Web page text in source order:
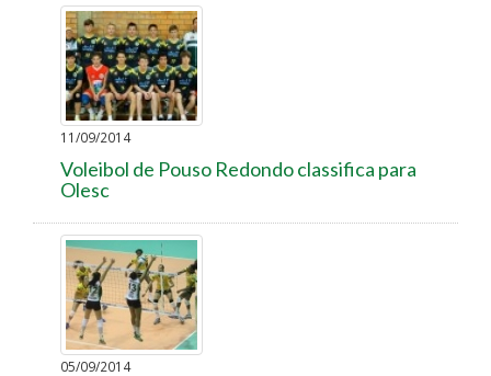
11/09/2014
Voleibol de Pouso Redondo classifica para
Olesc
05/09/2014